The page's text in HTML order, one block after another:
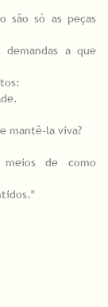
são só as peças
a que
mantê-la viva?
de como